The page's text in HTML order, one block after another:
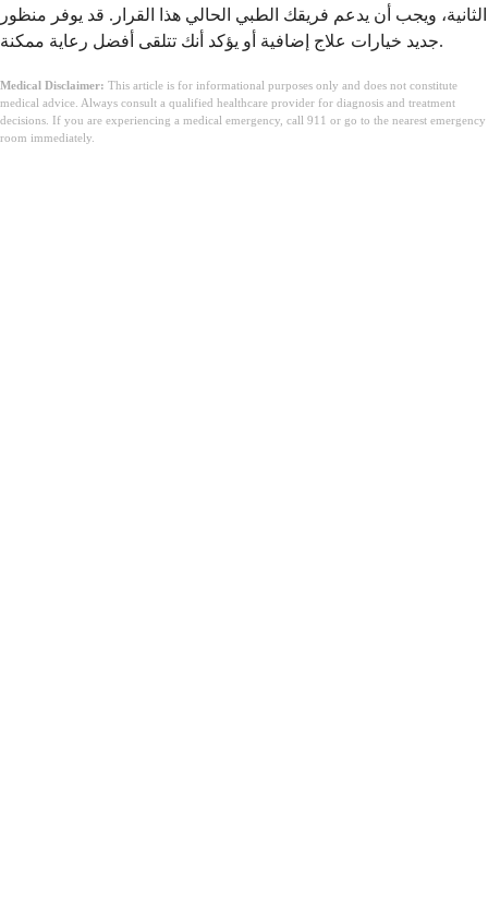
الثانية، ويجب أن يدعم فريقك الطبي الحالي هذا القرار. قد يوفر منظور
جديد خيارات علاج إضافية أو يؤكد أنك تتلقى أفضل رعاية ممكنة.
Medical Disclaimer: This article is for informational purposes only and does not constitute
medical advice. Always consult a qualified healthcare provider for diagnosis and treatment
decisions. If you are experiencing a medical emergency, call 911 or go to the nearest emergency
room immediately.